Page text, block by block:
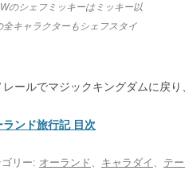
のシェフミッキーはミッキー以
全キャラクターもシェフスタイ
レールでマジックキングダムに戻
ランド旅行記 目次
ゴリー: オーランド キャラダイ
テ